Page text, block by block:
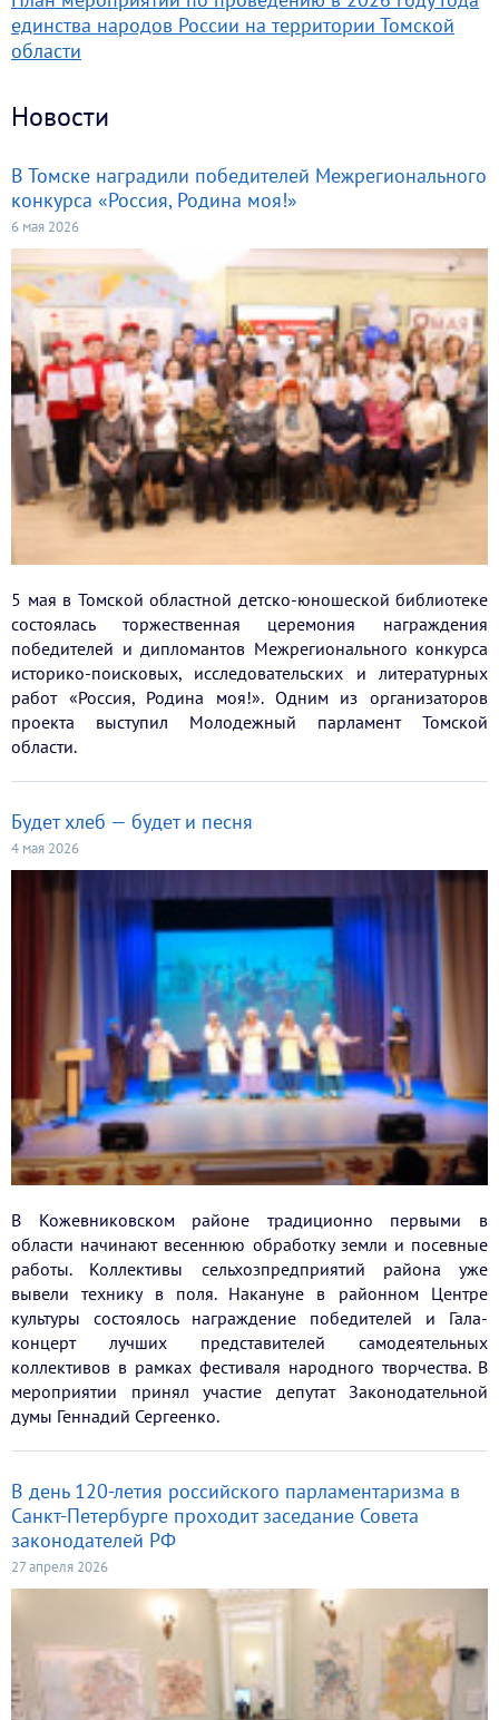
единства народов России на территории Томской
области
Новости
В Томске наградили победителей Межрегионального
конкурса «Россия, Родина моя!»
6 мая 2026
5 мая в Томской областной детско-юношеской библиотеке
состоялась торжественная церемония награждения
победителей и дипломантов Межрегионального конкурса
историко-поисковых, исследовательских и литературных
работ «Россия, Родина моя!». Одним из организаторов
проекта выступил Молодежный парламент Томской
области.
Будет хлеб — будет и песня
4 мая 2026
В Кожевниковском районе традиционно первыми в
области начинают весеннюю обработку земли и посевные
работы. Коллективы сельхозпредприятий района уже
вывели технику в поля. Накануне в районном Центре
культуры состоялось награждение победителей и Гала-
концерт лучших представителей самодеятельных
коллективов в рамках фестиваля народного творчества. В
мероприятии принял участие депутат Законодательной
думы Геннадий Сергеенко.
В день 120-летия российского парламентаризма в
Санкт-Петербурге проходит заседание Совета
законодателей РФ
27 апреля 2026